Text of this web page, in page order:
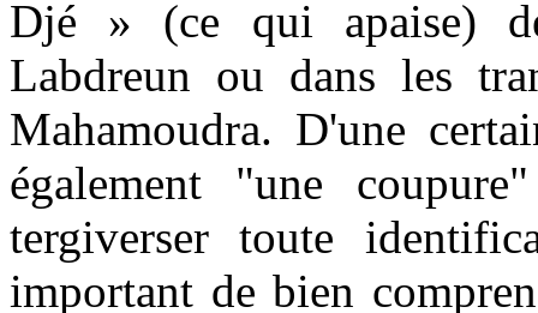
Djé » (ce qui apaise)
Labdreun ou dans les
Mahamoudra. D'une
également "une
tergiverser toute
important de bien